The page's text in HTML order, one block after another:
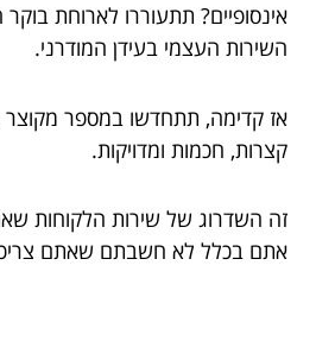
אינסופיים? תתעוררו לארוחת
השירות העצמי בעידן המודרני.
אז קדימה, תתחדשו במספר מקוצר
קצרות, חכמות ומדויקות.
זה השדרוג של שירות הלקוחות
אתם בכלל לא חשבתם שאתם